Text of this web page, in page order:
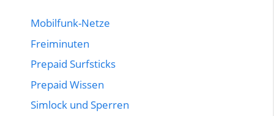
Mobilfunk-Netze
Freiminuten
Prepaid Surfsticks
Prepaid Wissen
Simlock und Sperren